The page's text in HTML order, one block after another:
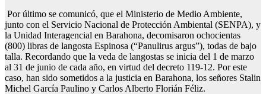
Por último se comunicó, que el Ministerio de Medio Ambiente,
junto con el Servicio Nacional de Protección Ambiental (SENPA), y
la Unidad Interagencial en Barahona, decomisaron ochocientas
(800) libras de langosta Espinosa (“Panulirus argus”), todas de bajo
talla. Recordando que la veda de langostas se inicia del 1 de marzo
al 31 de junio de cada año, en virtud del decreto 119-12. Por este
caso, han sido sometidos a la justicia en Barahona, los señores Stalin
Michel García Paulino y Carlos Alberto Florián Féliz.